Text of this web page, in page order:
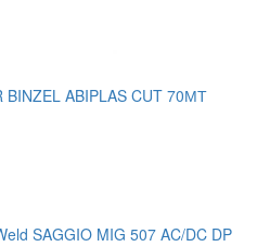
BINZEL ABIPLAS CUT 70МТ
SAGGIO MIG 507 AC/DC DP